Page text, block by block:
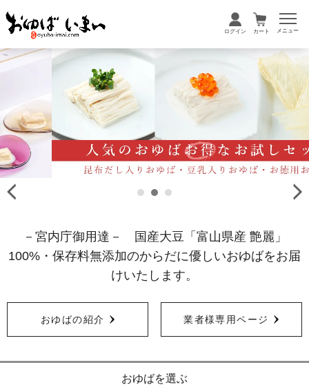
ログイン カート メニュー
－宮内庁御用達－ 国産大豆「富山県産 艶麗」
100%・保存料無添加のからだに優しいおゆばをお届
けいたします。
おゆばの紹介 業者様専用ページ
おゆばを選ぶ